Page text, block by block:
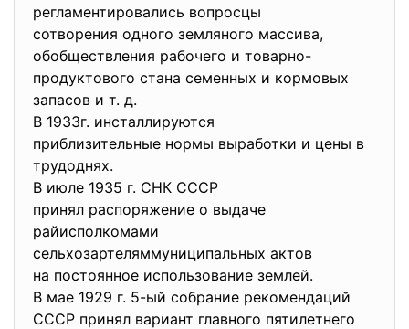
регламентировались вопросцы
сотворения одного земляного массива,
обобществления рабочего и товарно-
продуктового стана семенных и кормовых
запасов и т. д.
В 1933г. инсталлируются
приблизительные нормы выработки и цены в
трудоднях.
В июле 1935 г. СНК СССР
принял распоряжение о выдаче
райисполкомами
сельхозартеляммуниципальных актов
на постоянное использование землей.
В мае 1929 г. 5-ый собрание рекомендаций
СССР принял вариант главного пятилетнего